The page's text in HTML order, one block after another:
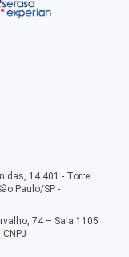
14.401 - Torre
Paulo/SP -
74 – Sala 1105